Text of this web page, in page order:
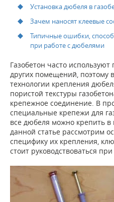
Установка дюбеля в
Зачем наносят клеевые
Типичные ошибки,
при работе с дюбелями
Газобетон часто
других помещений, поэтому
технологии крепления
пористой текстуры
крепежное соединение. В
специальные крепежи для
все дюбеля можно крепить
данной статье рассмотрим
специфику их крепления,
стоит руководствоваться